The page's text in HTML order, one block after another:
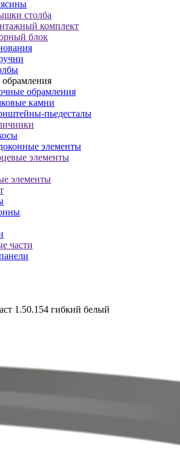
столба
комплект
блок
обрамления
камни
пьедесталы
элементы
элементы
элементы
части
1.50.154 гибкий белый